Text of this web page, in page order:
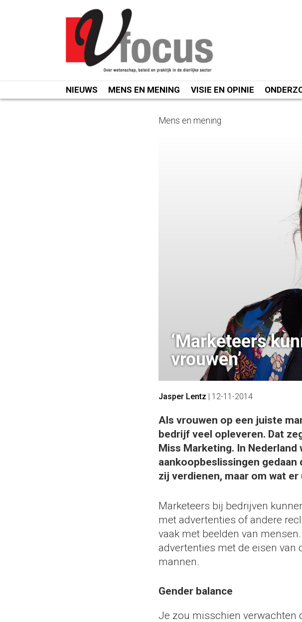
NIEUWS MENS EN MENING VISIE EN OPINIE
Mens en mening
‘Marketeers
vrouwen’
Jasper Lentz | 12-11-2014
Als vrouwen op een juiste
bedrijf veel opleveren. Dat
Miss Marketing. In
aankoopbeslissingen
zij verdienen, maar om wat
Marketeers bij bedrijven
met advertenties of andere
vaak met beelden van
advertenties met de eisen van
mannen.
Gender balance
Je zou misschien verwachten